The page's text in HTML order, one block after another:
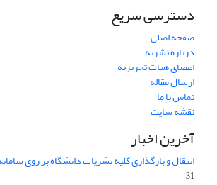
دسترسی سریع
صفحه اصلی
درباره نشریه
اعضای هیات تحریریه
ارسال مقاله
تماس با ما
نقشه سایت
آخرین اخبار
انتقال و بارگذاری کلیه نشریات دانشگاه بر روی
31